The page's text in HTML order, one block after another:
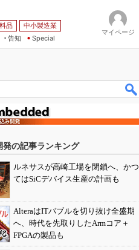
品
中小製造業
告知 Special
マイページ
発の記事ランキング
ルネサスが高崎工場を閉鎖へ、かつ
てはSiCデバイス生産の計画も
AlteraはITバブルを切り抜け全盛期
へ、時代を先取りしたArmコア＋
FPGAの製品も